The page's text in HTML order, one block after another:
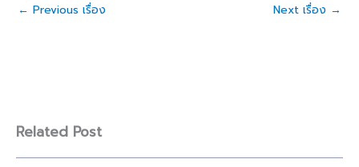
← Previous เรื่อง Next เรื่อง →
Related Post